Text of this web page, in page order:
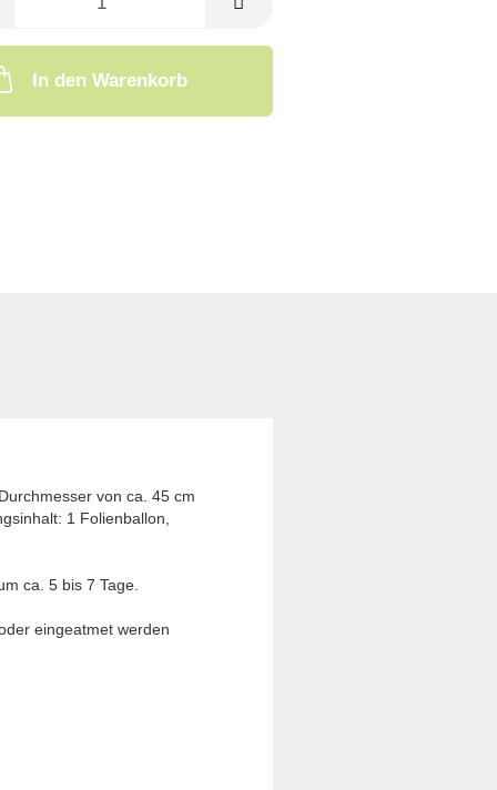
In den Warenkorb
von ca. 45 cm
1 Folienballon,
ca. 5 bis 7 Tage.
eingeatmet werden